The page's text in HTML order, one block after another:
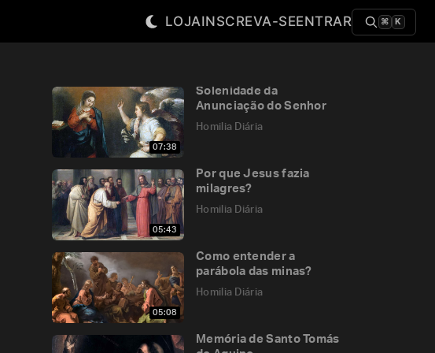
LOJAINSCREVA-SEENTRAR ⌘ K
07:38
Solenidade da
Anunciação do Senhor
Homilia Diária
05:43
Por que Jesus fazia
milagres?
Homilia Diária
05:08
Como entender a
parábola das minas?
Homilia Diária
Memória de Santo Tomás